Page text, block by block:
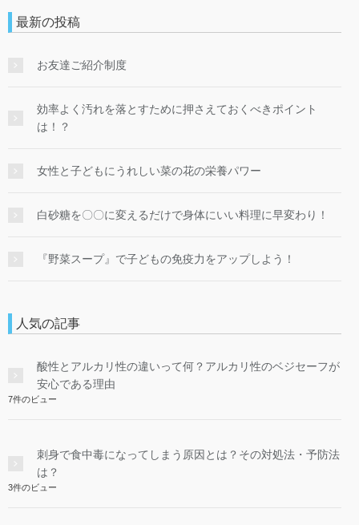
最新の投稿
お友達ご紹介制度
効率よく汚れを落とすために押さえておくべきポイント
は！？
女性と子どもにうれしい菜の花の栄養パワー
白砂糖を〇〇に変えるだけで身体にいい料理に早変わり！
『野菜スープ』で子どもの免疫力をアップしよう！
人気の記事
酸性とアルカリ性の違いって何？アルカリ性のベジセーフが
安心である理由
7件のビュー
刺身で食中毒になってしまう原因とは？その対処法・予防法
は？
3件のビュー